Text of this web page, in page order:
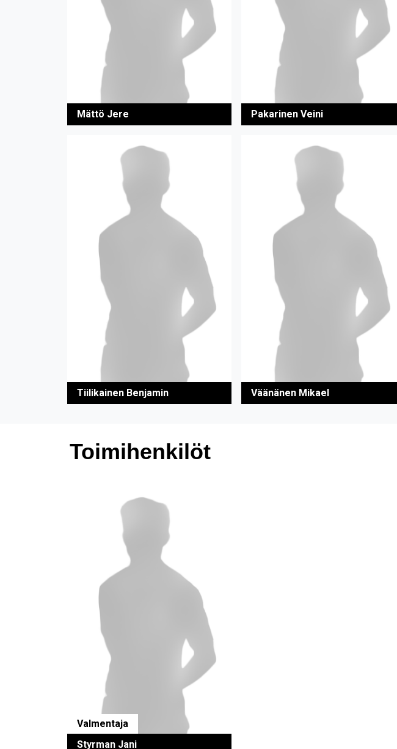
Mättö Jere Pakarinen Veini
Tiilikainen Benjamin Väänänen Mikael
Toimihenkilöt
Valmentaja
Styrman Jani